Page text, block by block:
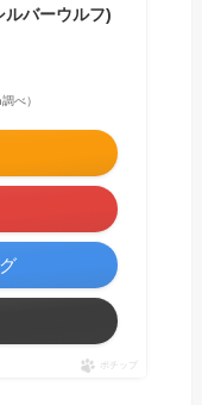
バーウルフ)
べ）
ポチップ